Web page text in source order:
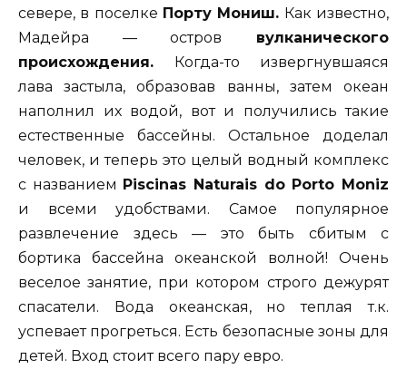
севере, в поселке Порту Мониш. Как известно,
Мадейра — остров вулканического
происхождения. Когда-то извергнувшаяся
лава застыла, образовав ванны, затем океан
наполнил их водой, вот и получились такие
естественные бассейны. Остальное доделал
человек, и теперь это целый водный комплекс
с названием Piscinas Naturais do Porto Moniz
и всеми удобствами. Самое популярное
развлечение здесь — это быть сбитым с
бортика бассейна океанской волной! Очень
веселое занятие, при котором строго дежурят
спасатели. Вода океанская, но теплая т.к.
успевает прогреться. Есть безопасные зоны для
детей. Вход стоит всего пару евро.